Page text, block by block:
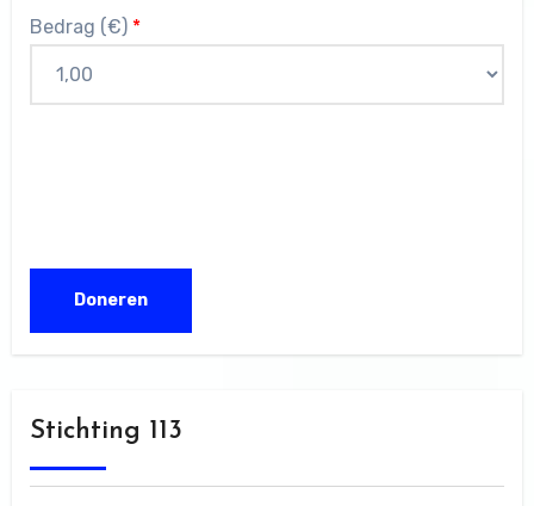
Bedrag (€) *
Stichting 113